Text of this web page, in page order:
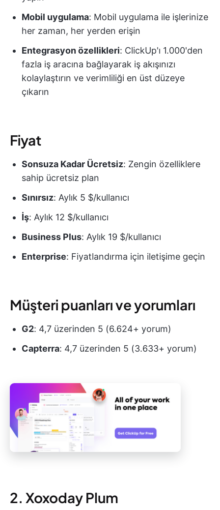
Mobil uygulama: Mobil uygulama ile işlerinize
her zaman, her yerden erişin
Entegrasyon özellikleri: ClickUp'ı 1.000'den
fazla iş aracına bağlayarak iş akışınızı
kolaylaştırın ve verimliliği en üst düzeye
çıkarın
Fiyat
Sonsuza Kadar Ücretsiz: Zengin özelliklere
sahip ücretsiz plan
Sınırsız: Aylık 5 $/kullanıcı
İş: Aylık 12 $/kullanıcı
Business Plus: Aylık 19 $/kullanıcı
Enterprise: Fiyatlandırma için iletişime geçin
Müşteri puanları ve yorumları
G2: 4,7 üzerinden 5 (6.624+ yorum)
Capterra: 4,7 üzerinden 5 (3.633+ yorum)
2. Xoxoday Plum